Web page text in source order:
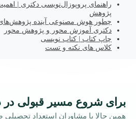
راهنمای پروپوزال‌نویسی دکتری |
پژوهش
چطور هوش مصنوعی آینده
دکتری آموزش محور و پژوهش محور
چاپ کتاب | کتاب نویسی
کلاس های نکته و تست
برای شروع مسیر قبولی در
همین حالا با مشاوران استعداد